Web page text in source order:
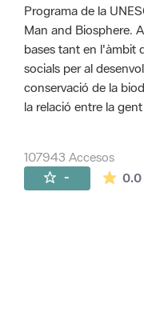
Programa de la
Man and Biosphere.
bases tant en l'àmbit
socials per al
conservació de la
la relació entre la
107943 Accesos
- 0.0